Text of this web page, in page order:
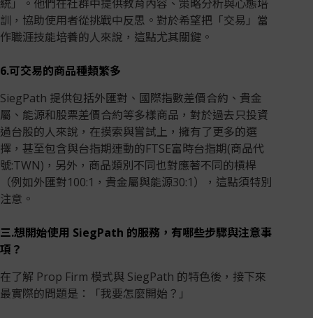
統」。他們在社群中提供教育內容、策略分析與心態培
訓，協助使用者從挑戰中反思。對於希望把「交易」當
作職涯技能培養的人來說，這點尤其關鍵。
6.可交易的商品種類繁多
SiegPath 提供包括外匯對、國際指數差價合約、貴金
屬、能源和股票差價合約等多樣商品，對於過去只投資
過台股的人來說，在摸索與嘗試上，擁有了更多的選
擇，甚至包含與台指期連動的FTSE富時台指期(商品代
號:TWN)，另外，商品類別不同也對應著不同的槓桿
（例如外匯對100:1，貴金屬與能源30:1），這點須特別
注意。
三.想開始使用 SiegPath 的服務，有哪些步驟與注意事
項？
在了解 Prop Firm 模式與 SiegPath 的特色後，接下來
最實際的問題是：「我要怎麼開始？」